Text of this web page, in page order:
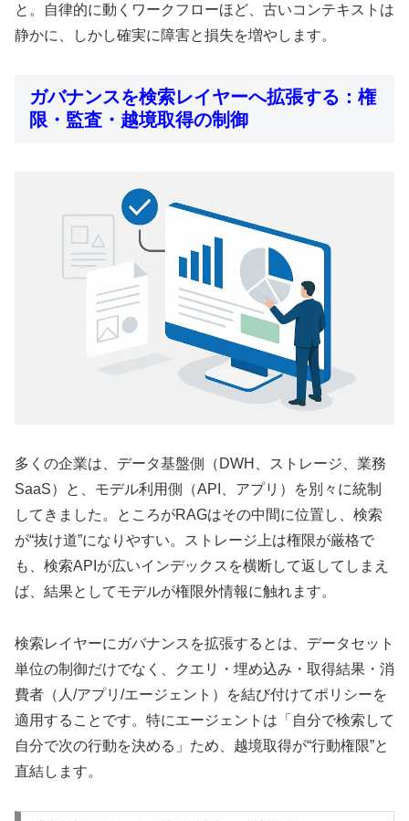
と。自律的に動くワークフローほど、古いコンテキストは
静かに、しかし確実に障害と損失を増やします。
ガバナンスを検索レイヤーへ拡張する：権
限・監査・越境取得の制御
多くの企業は、データ基盤側（DWH、ストレージ、業務
SaaS）と、モデル利用側（API、アプリ）を別々に統制
してきました。ところがRAGはその中間に位置し、検索
が“抜け道”になりやすい。ストレージ上は権限が厳格で
も、検索APIが広いインデックスを横断して返してしまえ
ば、結果としてモデルが権限外情報に触れます。
検索レイヤーにガバナンスを拡張するとは、データセット
単位の制御だけでなく、クエリ・埋め込み・取得結果・消
費者（人/アプリ/エージェント）を結び付けてポリシーを
適用することです。特にエージェントは「自分で検索して
自分で次の行動を決める」ため、越境取得が“行動権限”と
直結します。